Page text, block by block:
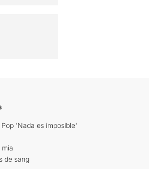
'Nada es imposible'
de sang